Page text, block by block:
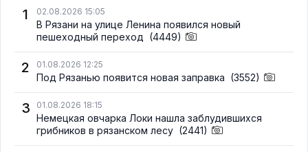
1
02.08.2026 15:05
В Рязани на улице Ленина появился новый
пешеходный переход (4449)
2 01.08.2026 12:25
Под Рязанью появится новая заправка (3552)
3 01.08.2026 18:15
Немецкая овчарка Локи нашла заблудившихся
грибников в рязанском лесу (2441)